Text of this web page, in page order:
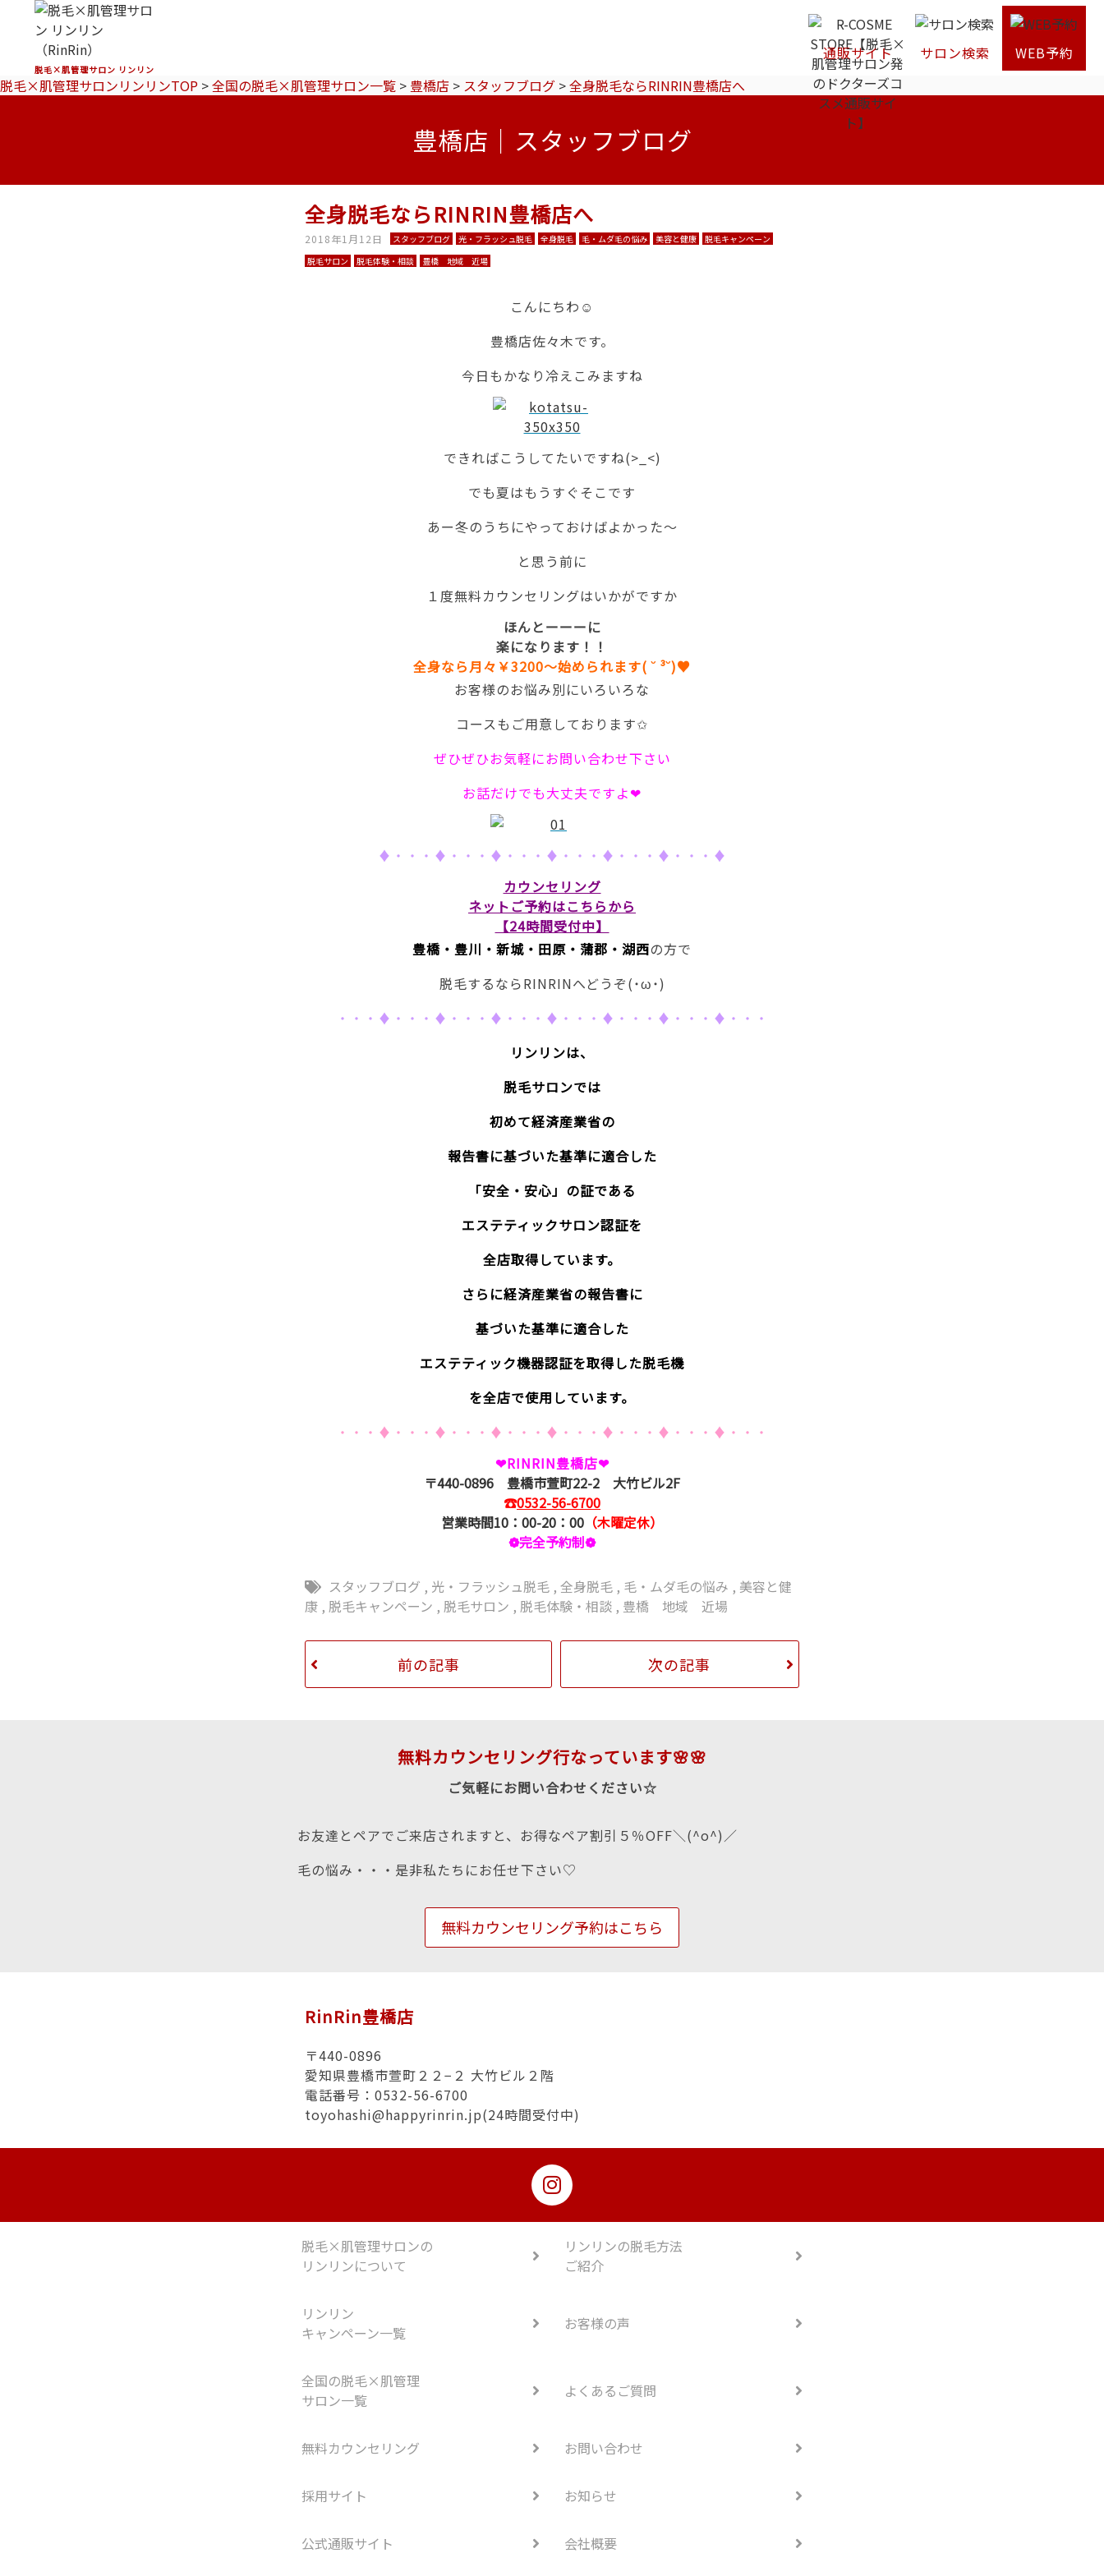
脱毛×肌管理サロン リンリン
通販サイト サロン検索
WEB予約
脱毛×肌管理サロンリンリンTOP >全国の脱毛×肌管理サロン一覧 > 豊橋店 > スタッフブログ >全身脱毛ならRINRIN豊橋店へ
豊橋店｜スタッフブログ
全身脱毛ならRINRIN豊橋店へ
2018年1月12日 スタッフブログ 光・フラッシュ脱毛 全身脱毛 毛・ムダ毛の悩み 美容と健康
脱毛キャンペーン
脱毛サロン
脱毛体験・相談 豊橋 地域 近場
こんにちわ☺
豊橋店佐々木です。
今日もかなり冷えこみますね
できればこうしてたいですね(>_<)
でも夏はもうすぐそこです
あー冬のうちにやっておけばよかった～
と思う前に
１度無料カウンセリングはいかがですか
ほんとーーーに
楽になります！！
全身なら月々￥3200～始められます( ˘ ³˘)♥
お客様のお悩み別にいろいろな
コースもご用意しております✩
ぜひぜひお気軽にお問い合わせ下さい
お話だけでも大丈夫ですよ❤
♦・・・♦・・・♦・・・♦・・・♦・・・♦・・・♦
カウンセリング
ネットご予約はこちらから
【24時間受付中】
豊橋・豊川・新城・田原・蒲郡・湖西の方で
脱毛するならRINRINへどうぞ(˙ω˙)
・・・♦・・・♦・・・♦・・・♦・・・♦・・・♦・・・♦・・・
リンリンは、
脱毛サロンでは
初めて経済産業省の
報告書に基づいた基準に適合した
「安全・安心」の証である
エステティックサロン認証を
全店取得しています。
さらに経済産業省の報告書に
基づいた基準に適合した
エステティック機器認証を取得した脱毛機
を全店で使用しています。
・・・♦・・・♦・・・♦・・・♦・・・♦・・・♦・・・♦・・・
❤RINRIN豊橋店❤
〒440-0896 豊橋市萱町22-2 大竹ビル2F
☎0532-56-6700
営業時間10：00-20：00 （木曜定休）
❁完全予約制❁
スタッフブログ , 光・フラッシュ脱毛 ,全身脱毛 , 毛・ムダ毛の悩み , 美容と健
康 , 脱毛キャンペーン , 脱毛サロン , 脱毛体験・相談 , 豊橋 地域 近場
前の記事 次の記事
無料カウンセリング行なっています🌸🌸
ご気軽にお問い合わせください☆
お友達とペアでご来店されますと、お得なペア割引５％OFF＼(^o^)／
毛の悩み・・・是非私たちにお任せ下さい♡
無料カウンセリング予約はこちら
RinRin豊橋店
〒440-0896
愛知県豊橋市萱町２２−２ 大竹ビル２階
電話番号：0532-56-6700
toyohashi@happyrinrin.jp(24時間受付中)
脱毛×肌管理サロンの
リンリンについて
リンリンの脱毛方法
ご紹介
リンリン
キャンペーン一覧
お客様の声
全国の脱毛×肌管理
サロン一覧
よくあるご質問
無料カウンセリング お問い合わせ
採用サイト お知らせ
公式通販サイト 会社概要